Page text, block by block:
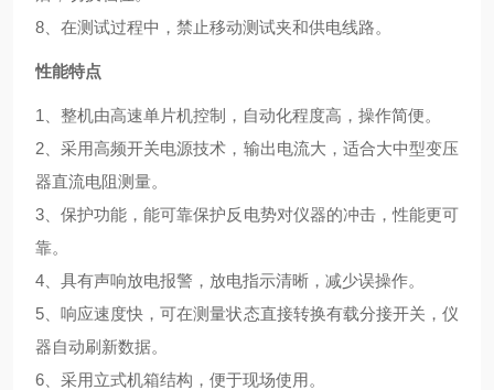
8、在测试过程中，禁止移动测试夹和供电线路。
性能特点
1、整机由高速单片机控制，自动化程度高，操作简便。
2、采用高频开关电源技术，输出电流大，适合大中型变压
器直流电阻测量。
3、保护功能，能可靠保护反电势对仪器的冲击，性能更可
靠。
4、具有声响放电报警，放电指示清晰，减少误操作。
5、响应速度快，可在测量状态直接转换有载分接开关，仪
器自动刷新数据。
6、采用立式机箱结构，便于现场使用。